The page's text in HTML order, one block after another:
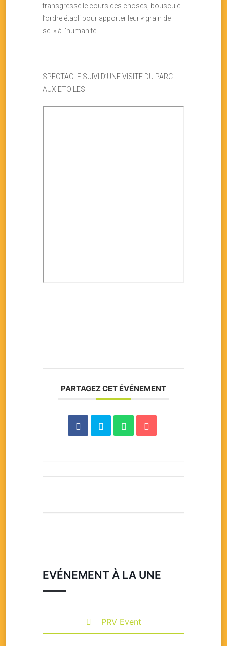
transgressé le cours des choses, bousculé
l’ordre établi pour apporter leur « grain de
sel » à l’humanité…
SPECTACLE SUIVI D’UNE VISITE DU PARC
AUX ETOILES
PARTAGEZ CET ÉVÉNEMENT
EVÉNEMENT À LA UNE
PRV Event